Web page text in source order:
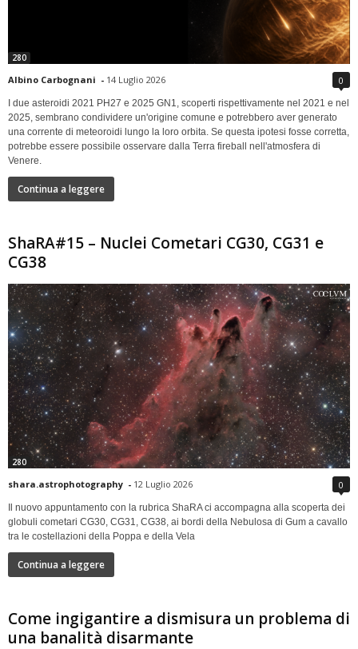
280
Albino Carbognani - 14 Luglio 2026 0
I due asteroidi 2021 PH27 e 2025 GN1, scoperti rispettivamente nel 2021 e nel
2025, sembrano condividere un'origine comune e potrebbero aver generato
una corrente di meteoroidi lungo la loro orbita. Se questa ipotesi fosse corretta,
potrebbe essere possibile osservare dalla Terra fireball nell'atmosfera di
Venere.
Continua a leggere
ShaRA#15 – Nuclei Cometari CG30, CG31 e
CG38
280
shara.astrophotography - 12 Luglio 2026 0
Il nuovo appuntamento con la rubrica ShaRA ci accompagna alla scoperta dei
globuli cometari CG30, CG31, CG38, ai bordi della Nebulosa di Gum a cavallo
tra le costellazioni della Poppa e della Vela
Continua a leggere
Come ingigantire a dismisura un problema di
una banalità disarmante